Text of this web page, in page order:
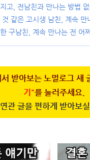
.
(21)
고, 전남친과 만나는 방법
것 같은 고시생 남친, 계속 만
구남친, 계속 만나는 전 어
받아보는 노멀로그 새
기"를 눌러주세요.
관 글을 편하게 받아보